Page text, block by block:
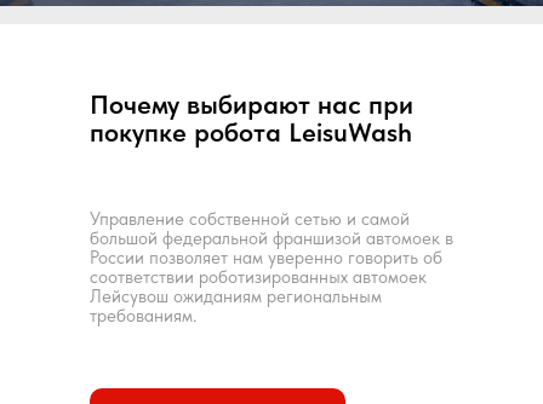
Почему выбирают нас при
покупке робота LeisuWash
Управление собственной сетью и самой
большой федеральной франшизой автомоек в
России позволяет нам уверенно говорить об
соответствии роботизированных автомоек
Лейсувош ожиданиям региональным
требованиям.